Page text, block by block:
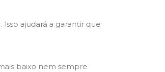
ajudará a garantir que
baixo nem sempre